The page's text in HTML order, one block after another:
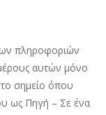
πληροφοριών
αυτών μόνο
σημείο όπου
ως Πηγή – Σε ένα